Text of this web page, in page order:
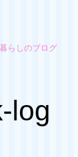
らしのブログ
log